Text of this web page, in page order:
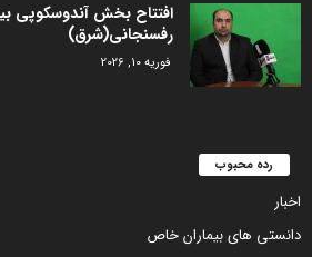
افتتاح بخش آندوسکوپی
رفسنجانی(شرق)
فوریه 10, 2026
رده محبوب
اخبار
دانستی های بیماران خاص